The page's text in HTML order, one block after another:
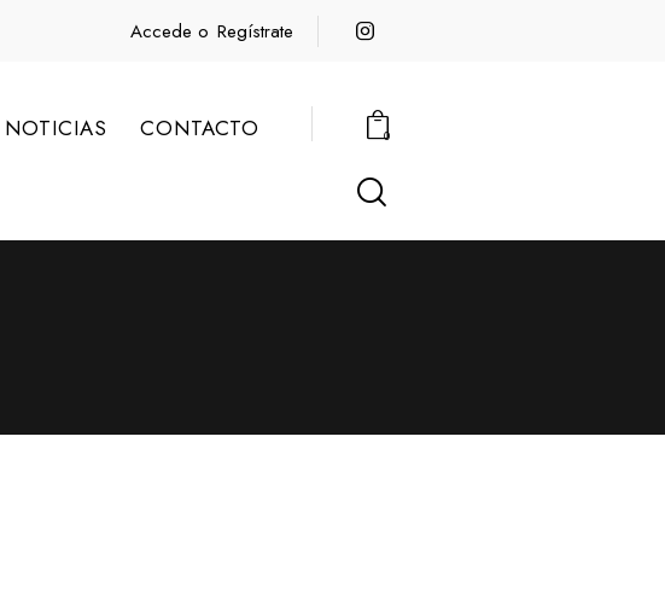
Accede o Regístrate
NOTICIAS CONTACTO 0